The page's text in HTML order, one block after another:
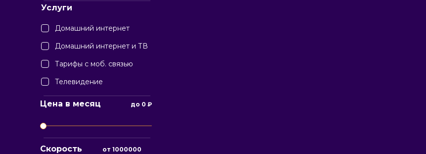
Услуги
Домашний интернет
Домашний интернет и ТВ
Тарифы с моб. связью
Телевидение
Цена в месяц до 0 ₽
Скорость
от1000000